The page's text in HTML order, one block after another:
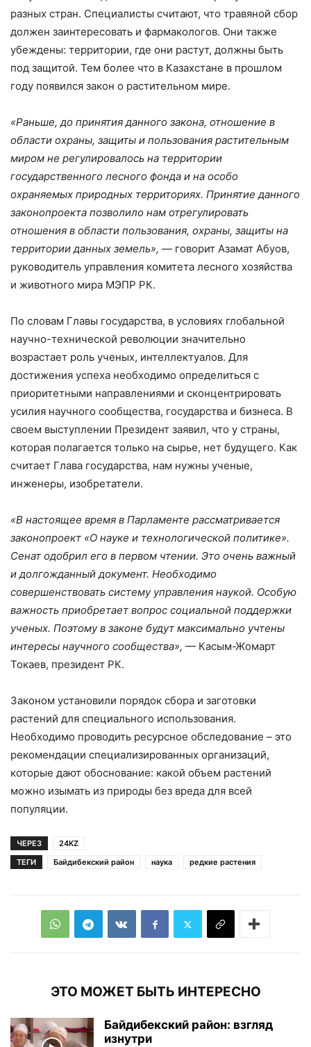
разных стран. Специалисты считают, что травяной сбор
должен заинтересовать и фармакологов. Они также
убеждены: территории, где они растут, должны быть
под защитой. Тем более что в Казахстане в прошлом
году появился закон о растительном мире.
«Раньше, до принятия данного закона, отношение в
области охраны, защиты и пользования растительным
миром не регулировалось на территории
государственного лесного фонда и на особо
охраняемых природных территориях. Принятие данного
законопроекта позволило нам отрегулировать
отношения в области пользования, охраны, защиты на
территории данных земель», — говорит Азамат Абуов,
руководитель управления комитета лесного хозяйства
и животного мира МЭПР РК.
По словам Главы государства, в условиях глобальной
научно-технической революции значительно
возрастает роль ученых, интеллектуалов. Для
достижения успеха необходимо определиться с
приоритетными направлениями и сконцентрировать
усилия научного сообщества, государства и бизнеса. В
своем выступлении Президент заявил, что у страны,
которая полагается только на сырье, нет будущего. Как
считает Глава государства, нам нужны ученые,
инженеры, изобретатели.
«В настоящее время в Парламенте рассматривается
законопроект «О науке и технологической политике».
Сенат одобрил его в первом чтении. Это очень важный
и долгожданный документ. Необходимо
совершенствовать систему управления наукой. Особую
важность приобретает вопрос социальной поддержки
ученых. Поэтому в законе будут максимально учтены
интересы научного сообщества», — Касым-Жомарт
Токаев, президент РК.
Законом установили порядок сбора и заготовки
растений для специального использования.
Необходимо проводить ресурсное обследование – это
рекомендации специализированных организаций,
которые дают обоснование: какой объем растений
можно изымать из природы без вреда для всей
популяции.
ЧЕРЕЗ
24KZ
ТЕГИ
Байдибекский район наука редкие растения
ЭТО МОЖЕТ БЫТЬ ИНТЕРЕСНО
Байдибекский район: взгляд
изнутри